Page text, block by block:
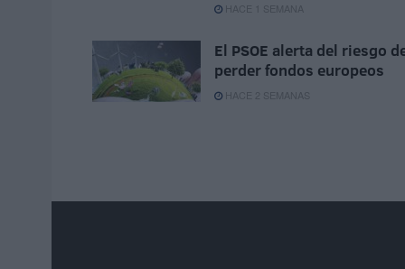
HACE 1 SEMANA
El PSOE alerta del riesgo
perder fondos europeos
HACE 2 SEMANAS